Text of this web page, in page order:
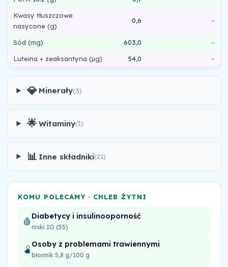
Kwasy tłuszczowe
nasycone (g)
0,6 –
Sód (mg) 603,0
–
Luteina + zeaksantyna (µg)
54,0 –
💎 Minerały(3)
🌟 Witaminy(1)
📊 Inne składniki(21)
KOMU POLECAMY · CHLEB ŻYTNI
🩸 Diabetycy i insulinooporność
niski IG (55)
🫄Osoby z problemami trawiennymi
błonnik 5,8 g/100 g